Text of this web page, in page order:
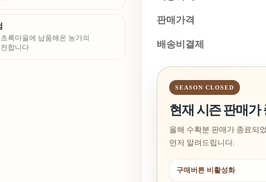
록마을에 납품해온 농가의
합니다
판매가격
배송비결제
SEASON CLOSED
현재 시즌 판매가
올해 수확분 판매가 종료되
먼저 알려드립니다.
구매버튼 비활성화